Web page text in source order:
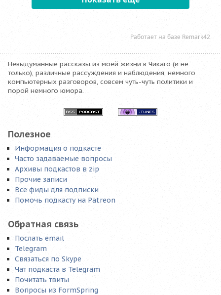
Невыдуманные рассказы из моей жизни в Чикаго (и не
только), различные рассуждения и наблюдения, немного
компьютерных разговоров, совсем чуть-чуть политики и
порой немного юмора.
Полезное
Информация о подкасте
Часто задаваемые вопросы
Архивы подкастов в zip
Прочие записи
Все фиды для подписки
Помочь подкасту на Patreon
Обратная связь
Послать email
Telegram
Связаться по Skype
Чат подкаста в Telegram
Почитать твиты
Вопросы из FormSpring